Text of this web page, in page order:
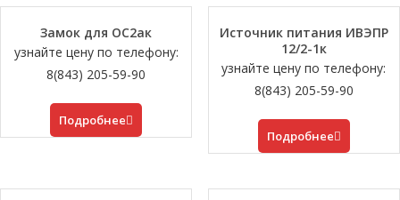
Замок для ОС2ак
узнайте цену по телефону:
8(843) 205-59-90
Подробнее
Источник питания ИВЭПР
12/2-1к
узнайте цену по телефону:
8(843) 205-59-90
Подробнее